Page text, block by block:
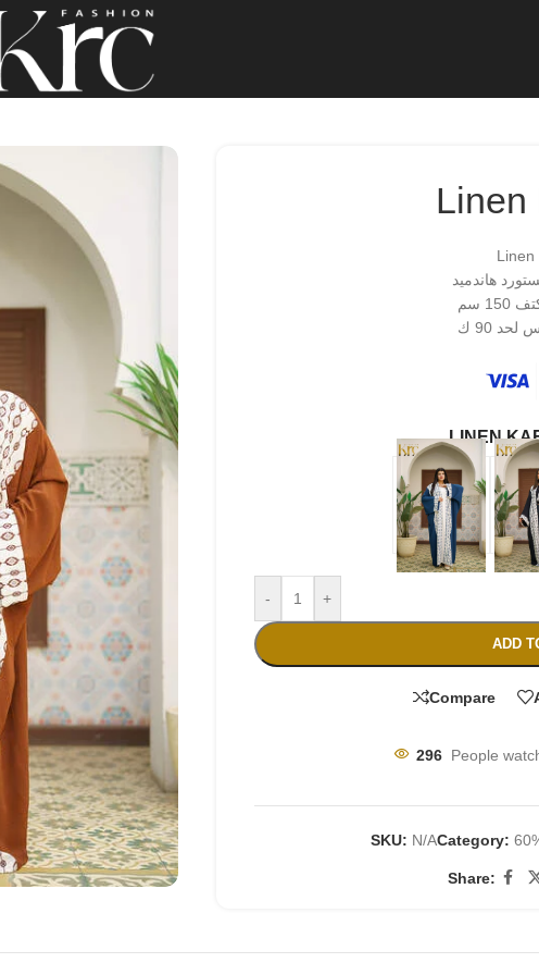
Linen
Linen
هاندميد
سم
90 ك
LINEN
- +
ADD
Compare
296 People
SKU: N/ACategory:
Share: